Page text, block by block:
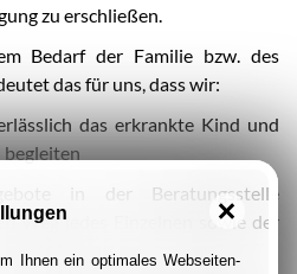
zu erschließen.
Bedarf der Familie bzw. des
das für uns, dass wir:
das erkrankte Kind und
begleiten
in der Beratungsstelle
Weg jedes Einzelnen sowie der
Ihnen ein optimales Webseiten-